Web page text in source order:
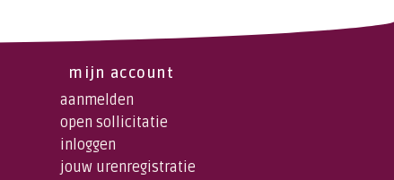
mijn account
aanmelden
open sollicitatie
inloggen
jouw urenregistratie